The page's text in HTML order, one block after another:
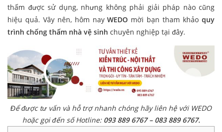
thấm được sử dụng, nhưng không phải giải pháp nào cũng
hiệu quả. Vây nên, hôm nayWEDO mời bạn tham khảoquy
trình chống thấm nhà vệ sinh chuyên nghiệp tại đây.
Để được tư vấn và hỗ trợ nhanh chóng hãy liên hệ với WEDO
hoặc gọi đến số Hotline: 093 889 6767 – 083 889 6767.